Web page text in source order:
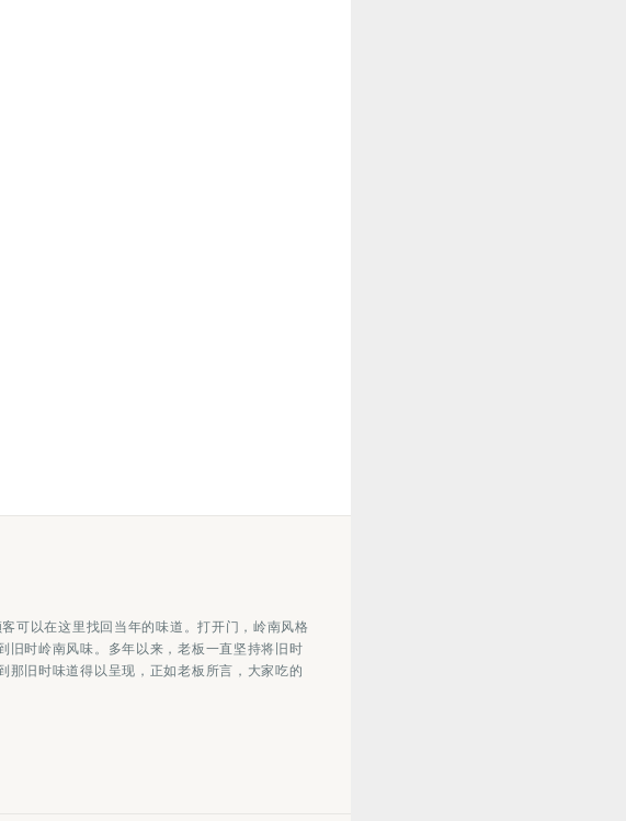
可以在这里找回当年的味道。打开门，岭南风格
旧时岭南风味。多年以来，老板一直坚持将旧时
旧时味道得以呈现，正如老板所言，大家吃的